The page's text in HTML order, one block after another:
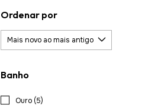
Ordenar por
Banho
Ouro (5)